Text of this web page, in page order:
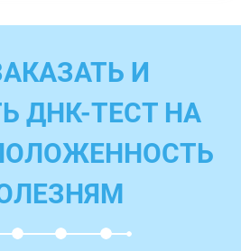
И
ДНК-ТЕСТ НА